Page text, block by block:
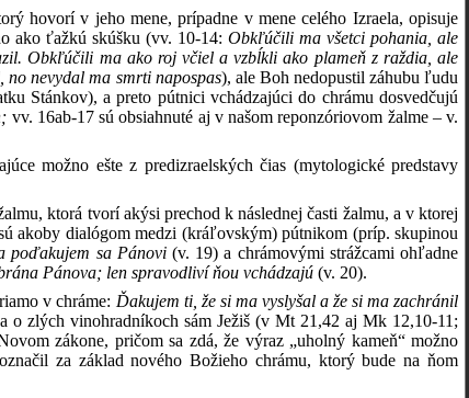
hovorí v jeho mene, prípadne v mene celého Izraela, opisuje
ako ťažkú skúšku (vv. 10-14:Obkľúčili ma všetci pohania, ale
Obkľúčili ma ako roj včiel a vzbĺkli ako plameň z raždia, ale
no nevydal ma smrti napospas), ale Boh nedopustil záhubu ľudu
Stánkov), a preto pútnici vchádzajúci do chrámu dosvedčujú
vv. 16ab-17 sú obsiahnuté aj v našom reponzóriovom žalme – v.
možno ešte z predizraelských čias (mytologické predstavy
ktorá tvorí akýsi prechod k následnej časti žalmu, a v ktorej
akoby dialógom medzi (kráľovským) pútnikom (príp. skupinou
poďakujem sa Pánovi(v. 19) a chrámovými strážcami ohľadne
Pánova; len spravodliví ňou vchádzajú (v. 20).
v chráme: Ďakujem ti, že si ma vyslyšal a že si ma zachránil
o zlých vinohradníkoch sám Ježiš (v Mt 21,42 aj Mk 12,10-11;
zákone, pričom sa zdá, že výraz „uholný kameň“ možno
za základ nového Božieho chrámu, ktorý bude na ňom